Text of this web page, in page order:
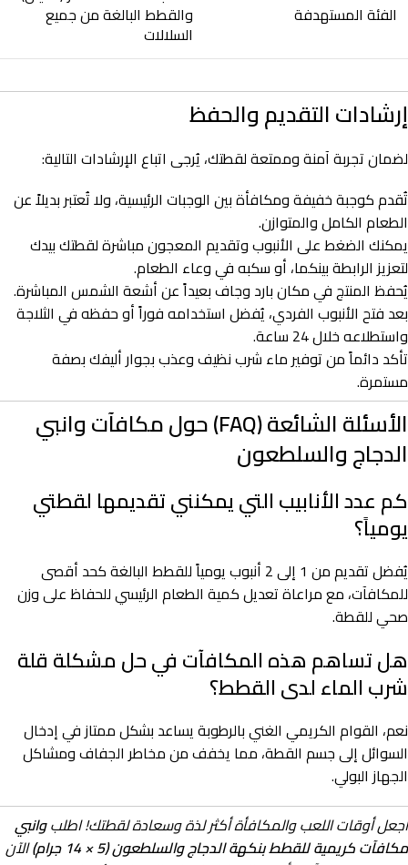
الفئة المستهدفة والقطط البالغة من جميع
السلالات
إرشادات التقديم والحفظ
لضمان تجربة آمنة وممتعة لقطتك، يُرجى اتباع الإرشادات التالية:
تُقدم كوجبة خفيفة ومكافأة بين الوجبات الرئيسية، ولا تُعتبر بديلاً عن
الطعام الكامل والمتوازن.
يمكنك الضغط على الأنبوب وتقديم المعجون مباشرة لقطتك بيدك
لتعزيز الرابطة بينكما، أو سكبه في وعاء الطعام.
يُحفظ المنتج في مكان بارد وجاف بعيداً عن أشعة الشمس المباشرة.
بعد فتح الأنبوب الفردي، يُفضل استخدامه فوراً أو حفظه في الثلاجة
واستطلاعه خلال 24 ساعة.
تأكد دائماً من توفير ماء شرب نظيف وعذب بجوار أليفك بصفة
مستمرة.
الأسئلة الشائعة (FAQ) حول مكافآت وانبي
الدجاج والسلطعون
كم عدد الأنابيب التي يمكنني تقديمها لقطتي
يومياً؟
يُفضل تقديم من 1 إلى 2 أنبوب يومياً للقطط البالغة كحد أقصى
للمكافآت، مع مراعاة تعديل كمية الطعام الرئيسي للحفاظ على وزن
صحي للقطة.
هل تساهم هذه المكافآت في حل مشكلة قلة
شرب الماء لدى القطط؟
نعم، القوام الكريمي الغني بالرطوبة يساعد بشكل ممتاز في إدخال
السوائل إلى جسم القطة، مما يخفف من مخاطر الجفاف ومشاكل
الجهاز البولي.
اجعل أوقات اللعب والمكافأة أكثر لذة وسعادة لقطتك! اطلبوانبي
مكافآت كريمية للقطط بنكهة الدجاج والسلطعون (5 × 14 جرام)
الآن